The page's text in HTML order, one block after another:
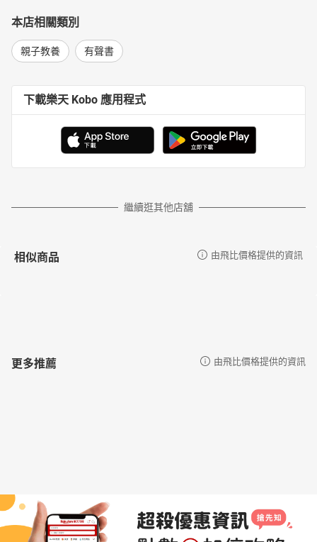
本店相關類別
親子教養 有聲書
下載樂天 Kobo 應用程式
繼續逛其他店舖
相似商品 由飛比價格提供的資訊
更多推薦 由飛比價格提供的資訊